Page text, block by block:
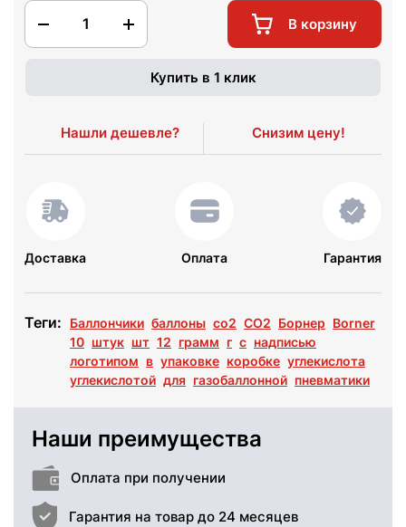
1 В корзину
Купить в 1 клик
Нашли дешевле? Снизим цену!
Доставка Оплата Гарантия
Теги: Баллончики баллоны со2 CO2 Борнер Borner
10 штук шт 12 грамм г с надписью
логотипом в упаковке коробке углекислота
углекислотой для газобаллонной пневматики
Наши преимущества
Оплата при получении
Гарантия на товар до 24 месяцев